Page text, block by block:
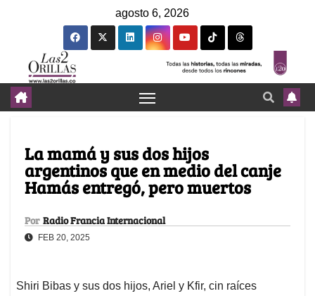
agosto 6, 2026
La mamá y sus dos hijos
argentinos que en medio del canje
Hamás entregó, pero muertos
Por Radio Francia Internacional
FEB 20, 2025
Shiri Bibas y sus dos hijos, Ariel y Kfir, cin raíces